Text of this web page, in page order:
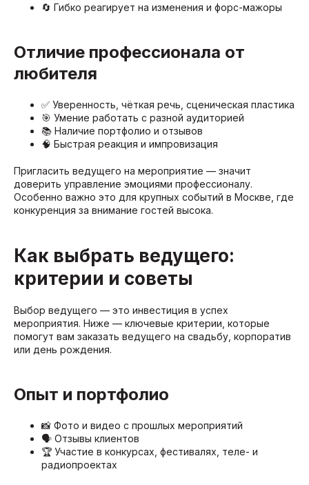
🔄 Гибко реагирует на изменения и форс-мажоры
Отличие профессионала от
любителя
✅ Уверенность, чёткая речь, сценическая пластика
🎯 Умение работать с разной аудиторией
📚 Наличие портфолио и отзывов
🧠 Быстрая реакция и импровизация
Пригласить ведущего на мероприятие — значит
доверить управление эмоциями профессионалу.
Особенно важно это для крупных событий в Москве, где
конкуренция за внимание гостей высока.
Как выбрать ведущего:
критерии и советы
Выбор ведущего — это инвестиция в успех
мероприятия. Ниже — ключевые критерии, которые
помогут вам заказать ведущего на свадьбу, корпоратив
или день рождения.
Опыт и портфолио
📸 Фото и видео с прошлых мероприятий
🗣️ Отзывы клиентов
🏆 Участие в конкурсах, фестивалях, теле- и
радиопроектах